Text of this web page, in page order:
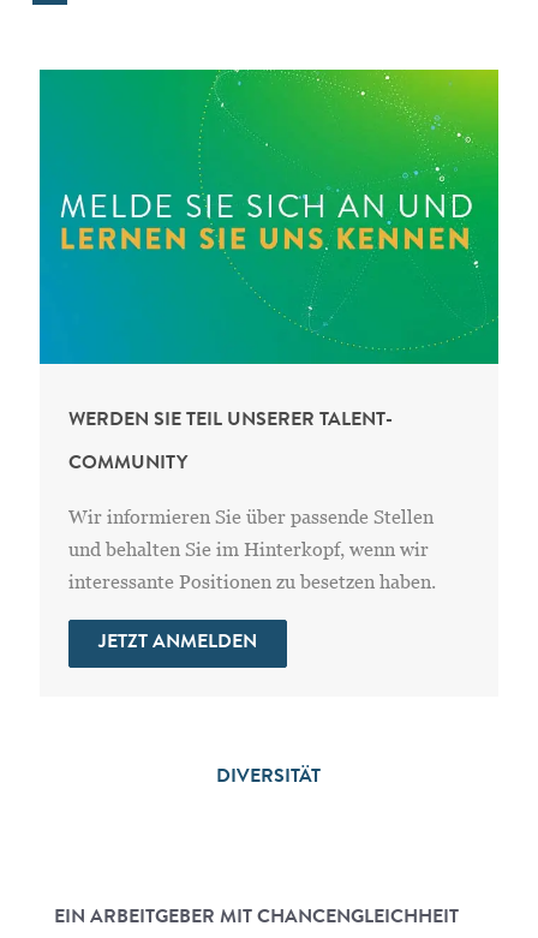
WERDEN SIE TEIL UNSERER TALENT-
COMMUNITY
Wir informieren Sie über passende Stellen
und behalten Sie im Hinterkopf, wenn wir
interessante Positionen zu besetzen haben.
JETZT ANMELDEN
DIVERSITÄT
EIN ARBEITGEBER MIT CHANCENGLEICHHEIT